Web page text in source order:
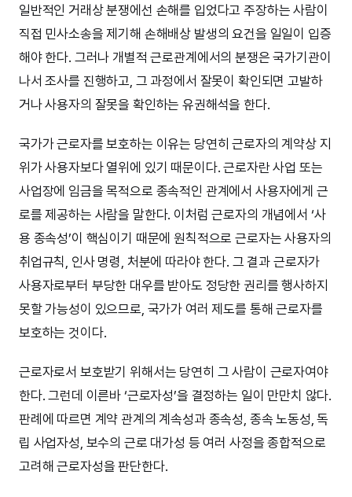
일반적인 거래상 분쟁에선 손해를 입었다고 주장하는 사람이
직접 민사소송을 제기해 손해배상 발생의 요건을 일일이 입증
해야 한다. 그러나 개별적 근로관계에서의 분쟁은 국가기관이
나서 조사를 진행하고, 그 과정에서 잘못이 확인되면 고발하
거나 사용자의 잘못을 확인하는 유권해석을 한다.
국가가 근로자를 보호하는 이유는 당연히 근로자의 계약상 지
위가 사용자보다 열위에 있기 때문이다. 근로자란 사업 또는
사업장에 임금을 목적으로 종속적인 관계에서 사용자에게 근
로를 제공하는 사람을 말한다. 이처럼 근로자의 개념에서 ‘사
용 종속성’이 핵심이기 때문에 원칙적으로 근로자는 사용자의
취업규칙, 인사 명령, 처분에 따라야 한다. 그 결과 근로자가
사용자로부터 부당한 대우를 받아도 정당한 권리를 행사하지
못할 가능성이 있으므로, 국가가 여러 제도를 통해 근로자를
보호하는 것이다.
근로자로서 보호받기 위해서는 당연히 그 사람이 근로자여야
한다. 그런데 이른바 ‘근로자성’을 결정하는 일이 만만치 않다.
판례에 따르면 계약 관계의 계속성과 종속성, 종속 노동성, 독
립 사업자성, 보수의 근로 대가성 등 여러 사정을 종합적으로
고려해 근로자성을 판단한다.